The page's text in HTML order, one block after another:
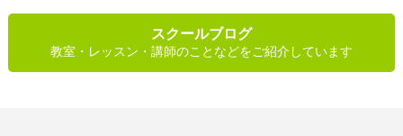
スクールブログ
教室・レッスン・講師のことなどをご紹介しています